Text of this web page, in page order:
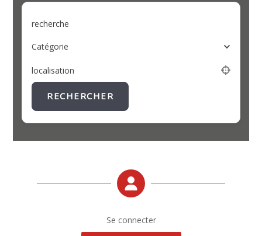
recherche
Catégorie
localisation
RECHERCHER
Se connecter